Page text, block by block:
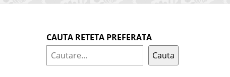
CAUTA RETETA PREFERATA
Cauta